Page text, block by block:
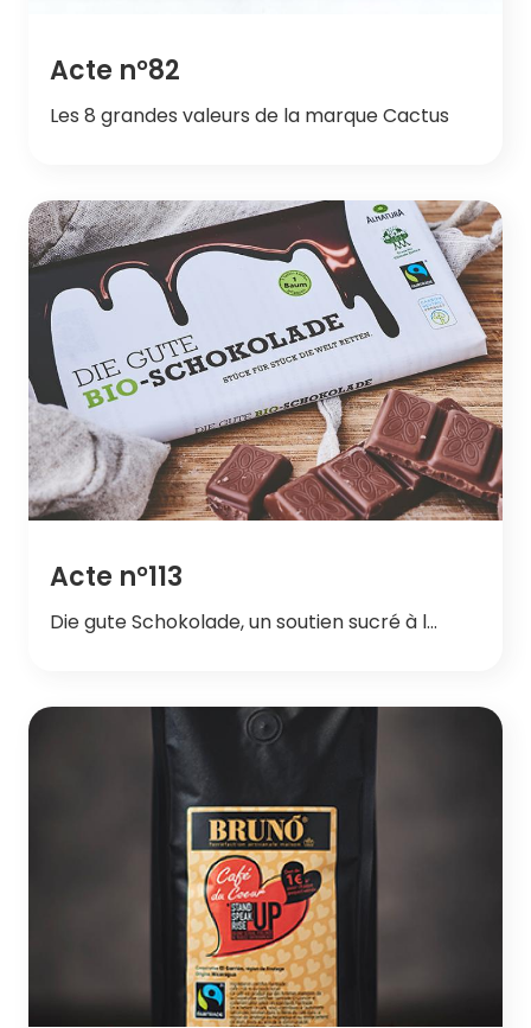
Acte n°82
Les 8 grandes valeurs de la marque Cactus
Acte n°113
Die gute Schokolade, un soutien sucré à l…